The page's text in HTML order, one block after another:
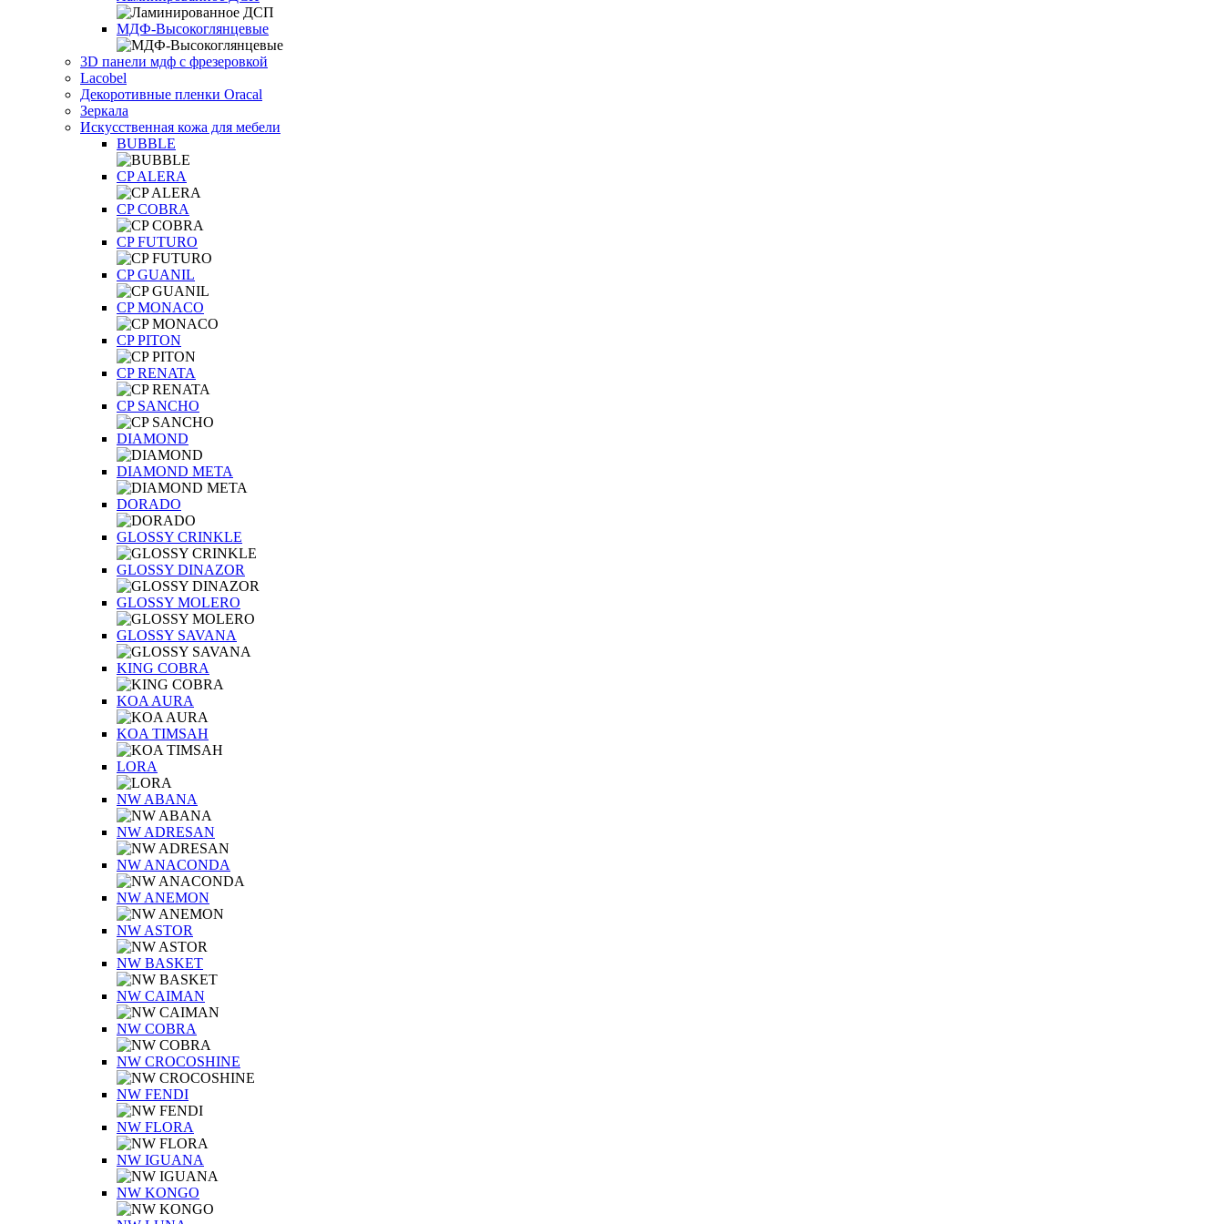
МДФ-Высокоглянцевые
3D панели мдф с фрезеровкой
Lacobel
Декоротивные пленки Oracal
Зеркала
Искусственная кожа для мебели
BUBBLE
CP ALERA
CP COBRA
CP FUTURO
CP GUANIL
CP MONACO
CP PITON
CP RENATA
CP SANCHO
DIAMOND
DIAMOND META
DORADO
GLOSSY CRINKLE
GLOSSY DINAZOR
GLOSSY MOLERO
GLOSSY SAVANA
KING COBRA
KOA AURA
KOA TIMSAH
LORA
NW ABANA
NW ADRESAN
NW ANACONDA
NW ANEMON
NW ASTOR
NW BASKET
NW CAIMAN
NW COBRA
NW CROCOSHINE
NW FENDI
NW FLORA
NW IGUANA
NW KONGO